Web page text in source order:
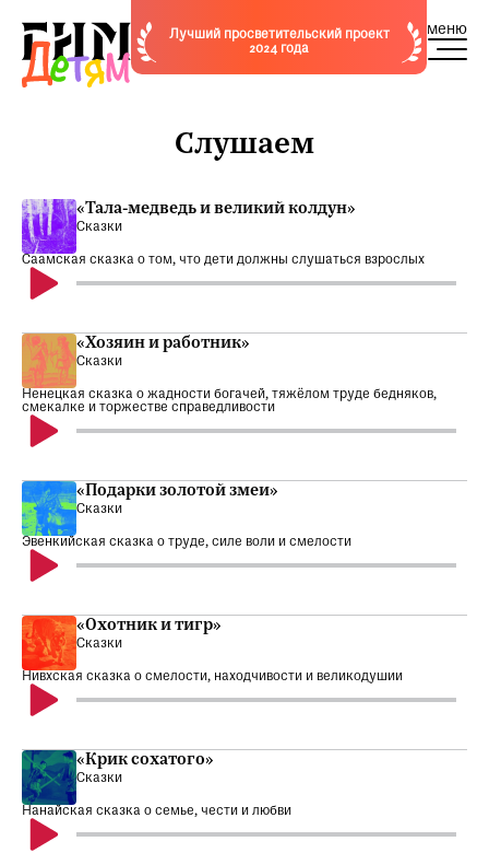
Лучший просветительский проект
2024 года
меню
Слушаем
«Тала-медведь и великий колдун»
Сказки
Саамская сказка о том, что дети должны слушаться взрослых
«Хозяин и работник»
Сказки
Ненецкая сказка о жадности богачей, тяжёлом труде бедняков,
смекалке и торжестве справедливости
«Подарки золотой змеи»
Сказки
Эвенкийская сказка о труде, силе воли и смелости
«Охотник и тигр»
Сказки
Нивхская сказка о смелости, находчивости и великодушии
«Крик сохатого»
Сказки
Нанайская сказка о семье, чести и любви